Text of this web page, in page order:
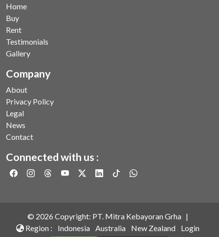
Home
Buy
Rent
Testimonials
Gallery
Company
About
Privacy Policy
Legal
News
Contact
Connected with us :
© 2026 Copyright: PT. Mitra Kebayoran Grha |
Region :
Indonesia Australia New Zealand Login